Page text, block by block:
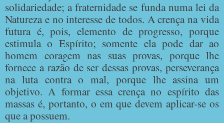
solidariedade; a fraternidade se funda numa lei da
Natureza e no interesse de todos. A crença na vida
futura é, pois, elemento de progresso, porque
estimula o Espírito; somente ela pode dar ao
homem coragem nas suas provas, porque lhe
fornece a razão de ser dessas provas, perseverança
na luta contra o mal, porque lhe assina um
objetivo. A formar essa crença no espírito das
massas é, portanto, o em que devem aplicar-se os
que a possuem.